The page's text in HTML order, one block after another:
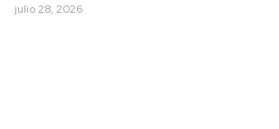
julio 28, 2026